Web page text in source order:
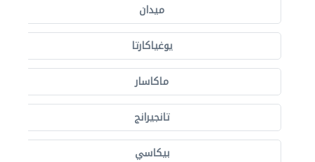
ميدان
يوغياكارتا
ماكاسار
تانجيرانج
بيكاسي